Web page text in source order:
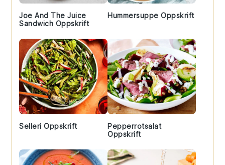
Joe And The Juice
Sandwich Oppskrift
Hummersuppe Oppskrift
Selleri Oppskrift
Pepperrotsalat
Oppskrift